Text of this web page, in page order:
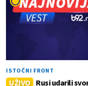
ISTOČNI FRONT
UŽIVO
Rusi udarili